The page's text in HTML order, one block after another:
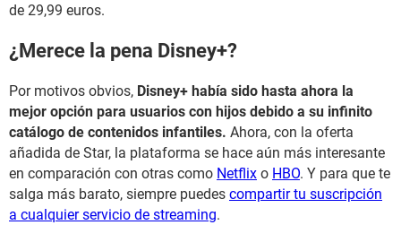
de 29,99 euros.
¿Merece la pena Disney+?
Por motivos obvios, Disney+ había sido hasta ahora la
mejor opción para usuarios con hijos debido a su infinito
catálogo de contenidos infantiles. Ahora, con la oferta
añadida de Star, la plataforma se hace aún más interesante
en comparación con otras como Netflix o HBO. Y para que te
salga más barato, siempre puedes compartir tu suscripción
a cualquier servicio de streaming.